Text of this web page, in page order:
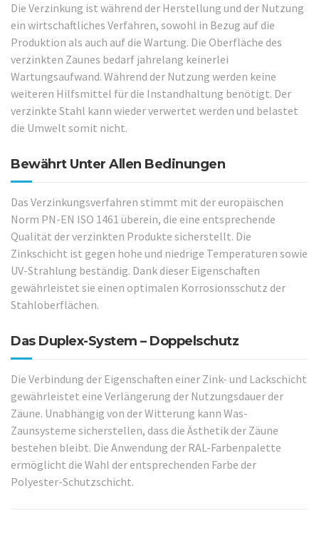
Die Verzinkung ist während der Herstellung und der Nutzung
ein wirtschaftliches Verfahren, sowohl in Bezug auf die
Produktion als auch auf die Wartung. Die Oberfläche des
verzinkten Zaunes bedarf jahrelang keinerlei
Wartungsaufwand. Während der Nutzung werden keine
weiteren Hilfsmittel für die Instandhaltung benötigt. Der
verzinkte Stahl kann wieder verwertet werden und belastet
die Umwelt somit nicht.
Bewährt Unter Allen Bedinungen
Das Verzinkungsverfahren stimmt mit der europäischen
Norm PN-EN ISO 1461 überein, die eine entsprechende
Qualität der verzinkten Produkte sicherstellt. Die
Zinkschicht ist gegen hohe und niedrige Temperaturen sowie
UV-Strahlung beständig. Dank dieser Eigenschaften
gewährleistet sie einen optimalen Korrosionsschutz der
Stahloberflächen.
Das Duplex-System – Doppelschutz
Die Verbindung der Eigenschaften einer Zink- und Lackschicht
gewährleistet eine Verlängerung der Nutzungsdauer der
Zäune. Unabhängig von der Witterung kann Was-
Zaunsysteme sicherstellen, dass die Ästhetik der Zäune
bestehen bleibt. Die Anwendung der RAL-Farbenpalette
ermöglicht die Wahl der entsprechenden Farbe der
Polyester-Schutzschicht.